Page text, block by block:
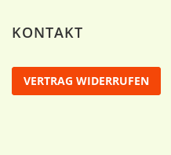
KONTAKT
VERTRAG WIDERRUFEN